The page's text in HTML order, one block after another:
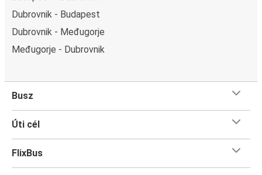
Dubrovnik - Budapest
Dubrovnik - Međugorje
Međugorje - Dubrovnik
Busz
Úti cél
FlixBus